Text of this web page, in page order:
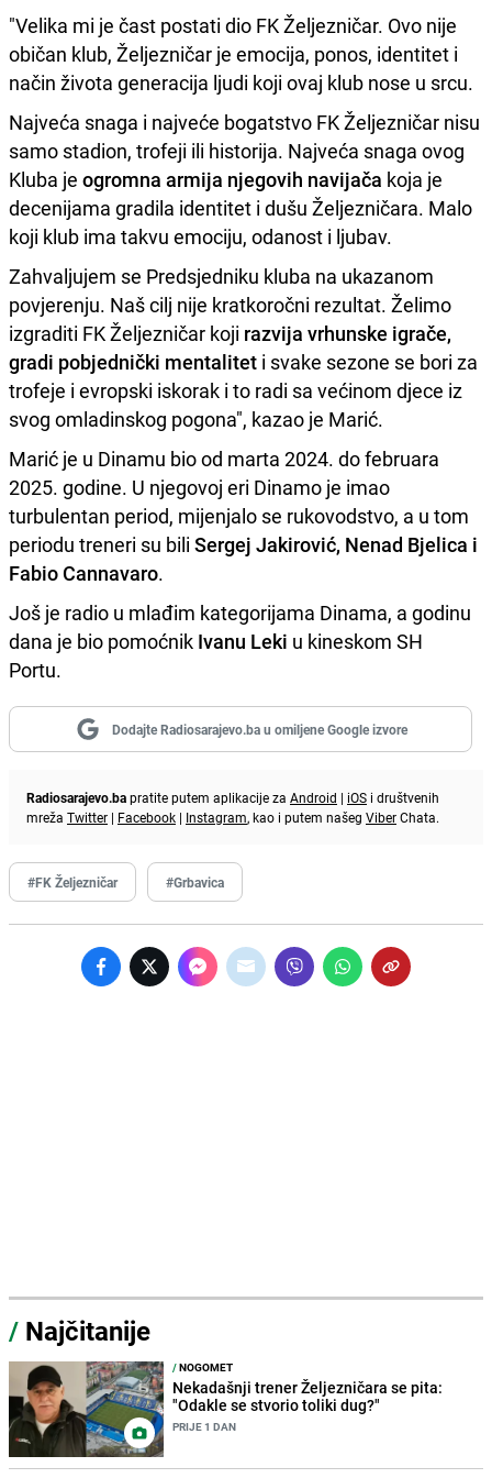
"Velika mi je čast postati dio FK Željezničar. Ovo nije
običan klub, Željezničar je emocija, ponos, identitet i
način života generacija ljudi koji ovaj klub nose u srcu.
Najveća snaga i najveće bogatstvo FK Željezničar nisu
samo stadion, trofeji ili historija. Najveća snaga ovog
Kluba je ogromna armija njegovih navijača koja je
decenijama gradila identitet i dušu Željezničara. Malo
koji klub ima takvu emociju, odanost i ljubav.
Zahvaljujem se Predsjedniku kluba na ukazanom
povjerenju. Naš cilj nije kratkoročni rezultat. Želimo
izgraditi FK Željezničar koji razvija vrhunske igrače,
gradi pobjednički mentalitet i svake sezone se bori za
trofeje i evropski iskorak i to radi sa većinom djece iz
svog omladinskog pogona", kazao je Marić.
Marić je u Dinamu bio od marta 2024. do februara
2025. godine. U njegovoj eri Dinamo je imao
turbulentan period, mijenjalo se rukovodstvo, a u tom
periodu treneri su bili Sergej Jakirović, Nenad Bjelica i
Fabio Cannavaro.
Još je radio u mlađim kategorijama Dinama, a godinu
dana je bio pomoćnik Ivanu Leki u kineskom SH
Portu.
Dodajte Radiosarajevo.ba u omiljene Google izvore
Radiosarajevo.bapratite putem aplikacije za Android | iOS i društvenih
mreža Twitter | Facebook | Instagram, kao i putem našeg ViberChata.
#FK Željezničar #Grbavica
/ Najčitanije
/NOGOMET
Nekadašnji trener Željezničara se pita:
"Odakle se stvorio toliki dug?"
PRIJE 1 DAN